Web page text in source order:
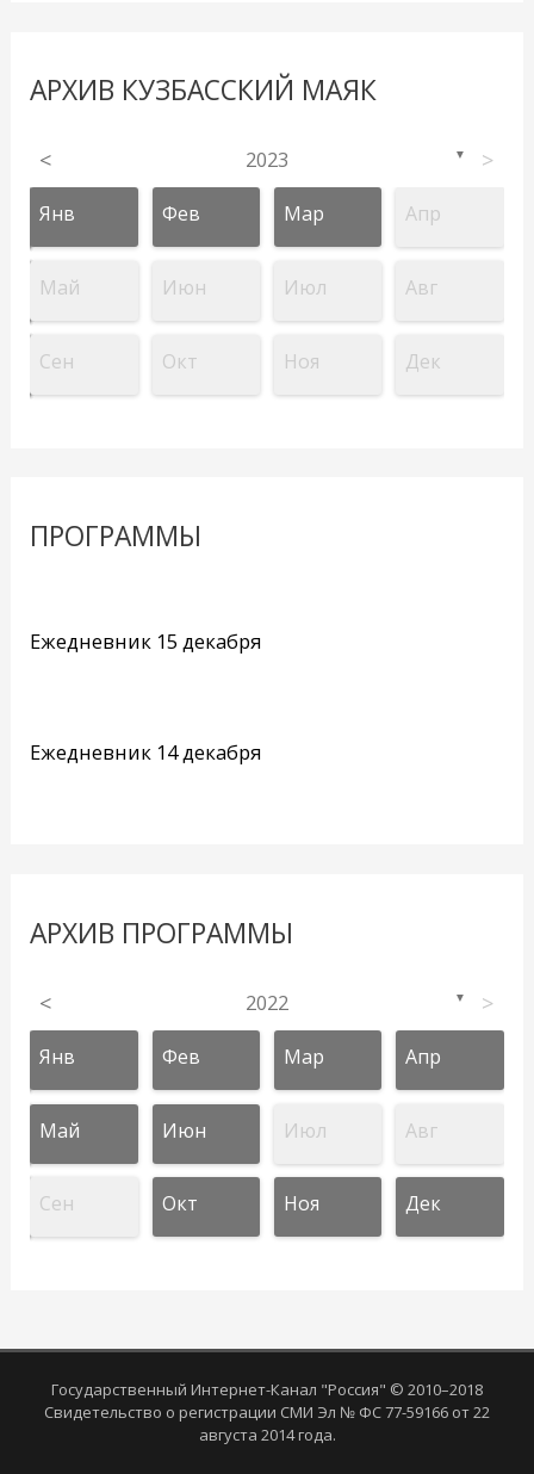
АРХИВ КУЗБАССКИЙ МАЯК
< 2023 ▼ >
Янв Фев Мар Апр
Май Июн Июл Авг
Сен Окт Ноя Дек
ПРОГРАММЫ
Ежедневник 15 декабря
Ежедневник 14 декабря
АРХИВ ПРОГРАММЫ
< 2022 ▼ >
Янв Фев Мар Апр
Май Июн Июл Авг
Сен Окт Ноя Дек
Государственный Интернет-Канал "Россия" © 2010–2018
Свидетельство о регистрации СМИ Эл № ФС 77-59166 от 22
августа 2014 года.